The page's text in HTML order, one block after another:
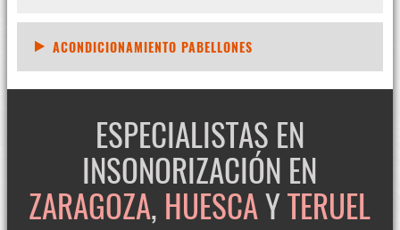
ACONDICIONAMIENTO PABELLONES
ESPECIALISTAS EN
INSONORIZACIÓN EN
ZARAGOZA, HUESCAYTERUEL